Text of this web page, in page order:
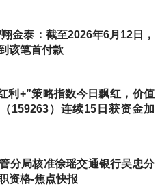
金泰：截至2026年6月12日，
该笔首付款
利+”策略指数今日飘红，价值
159263）连续15日获资金加
分局核准徐瑶交通银行吴忠分
资格-焦点快报